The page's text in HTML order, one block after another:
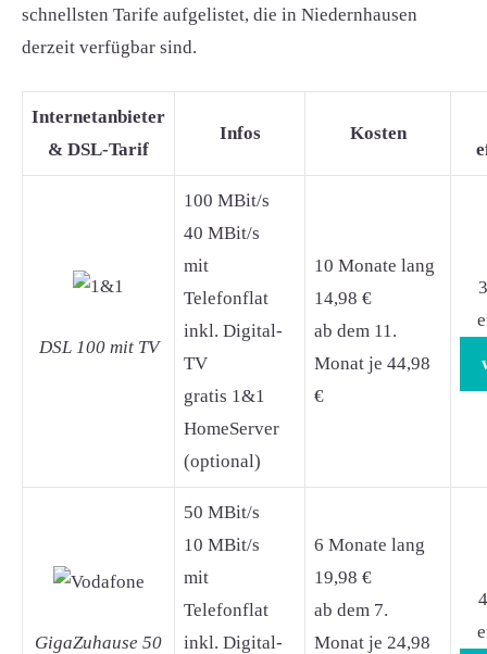
schnellsten Tarife aufgelistet, die in Niedernhausen
derzeit verfügbar sind.
Internetanbieter
& DSL-Tarif
Infos Kosten
DSL 100 mit TV
100 MBit/s
40 MBit/s
mit
Telefonflat
inkl. Digital-
TV
gratis 1&1
HomeServer
(optional)
10 Monate lang
14,98 €
ab dem 11.
Monat je 44,98
€
GigaZuhause 50
50 MBit/s
10 MBit/s
mit
Telefonflat
inkl. Digital-
6 Monate lang
19,98 €
ab dem 7.
Monat je 24,98